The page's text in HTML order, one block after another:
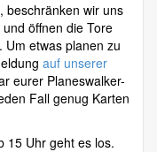
beschränken wir uns
und öffnen die Tore
etwas planen zu
auf unserer
eurer Planeswalker-
Fall genug Karten
15 Uhr geht es los.